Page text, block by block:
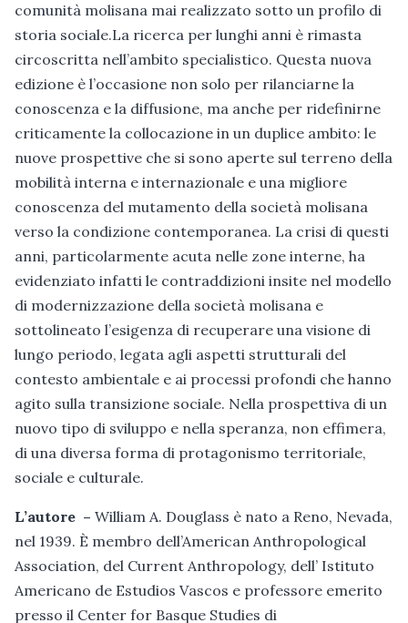
comunità molisana mai realizzato sotto un profilo di
storia sociale.La ricerca per lunghi anni è rimasta
circoscritta nell’ambito specialistico. Questa nuova
edizione è l’occasione non solo per rilanciarne la
conoscenza e la diffusione, ma anche per ridefinirne
criticamente la collocazione in un duplice ambito: le
nuove prospettive che si sono aperte sul terreno della
mobilità interna e internazionale e una migliore
conoscenza del mutamento della società molisana
verso la condizione contemporanea. La crisi di questi
anni, particolarmente acuta nelle zone interne, ha
evidenziato infatti le contraddizioni insite nel modello
di modernizzazione della società molisana e
sottolineato l’esigenza di recuperare una visione di
lungo periodo, legata agli aspetti strutturali del
contesto ambientale e ai processi profondi che hanno
agito sulla transizione sociale. Nella prospettiva di un
nuovo tipo di sviluppo e nella speranza, non effimera,
di una diversa forma di protagonismo territoriale,
sociale e culturale.
L’autore – William A. Douglass è nato a Reno, Nevada,
nel 1939. È membro dell’American Anthropological
Association, del Current Anthropology, dell’ Istituto
Americano de Estudios Vascos e professore emerito
presso il Center for Basque Studies di